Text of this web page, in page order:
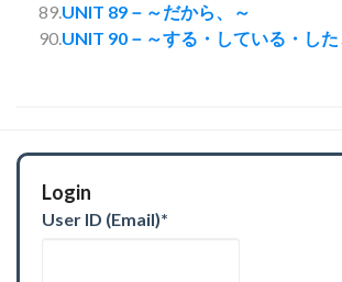
89.UNIT 89－～だから、～
90.UNIT 90－～する・している・した
Login
User ID (Email)*